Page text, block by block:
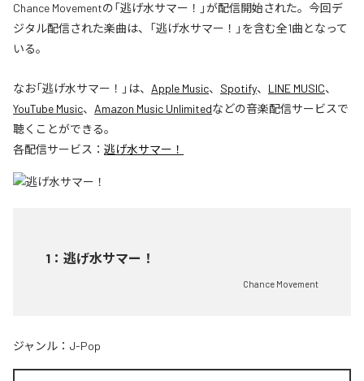
Chance Movementの「逃げ水サマー！」が配信開始された。今回デ
ジタル配信された楽曲は、「逃げ水サマー！」を含む全1曲となって
いる。
なお「逃げ水サマー！ 」は、 Apple Music、 Spotify、 LINE MUSIC、
YouTube Music、 Amazon Music Unlimitedなどの音楽配信サービスで
聴くことができる。
各配信サービス： 逃げ水サマー！
1 ： 逃げ水サマー！
Chance Movement
ジャンル： J-Pop